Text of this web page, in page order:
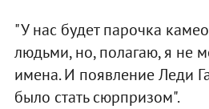
"У нас будет парочка
людьми, но, полагаю, я не
имена. И появление Леди
было стать сюрпризом".